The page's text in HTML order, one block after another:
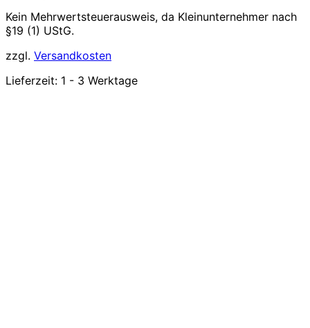
Kein Mehrwertsteuerausweis, da Kleinunternehmer nach
§19 (1) UStG.
zzgl. Versandkosten
Lieferzeit: 1 - 3 Werktage